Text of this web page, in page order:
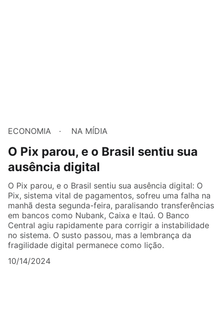
ECONOMIA NA MÍDIA
O Pix parou, e o Brasil sentiu sua
ausência digital
O Pix parou, e o Brasil sentiu sua ausência digital: O
Pix, sistema vital de pagamentos, sofreu uma falha na
manhã desta segunda-feira, paralisando transferências
em bancos como Nubank, Caixa e Itaú. O Banco
Central agiu rapidamente para corrigir a instabilidade
no sistema. O susto passou, mas a lembrança da
fragilidade digital permanece como lição.
10/14/2024